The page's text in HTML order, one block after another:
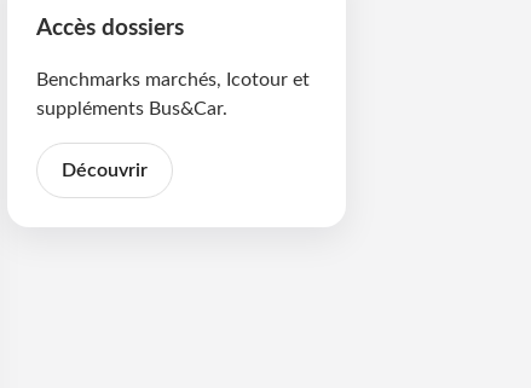
Accès dossiers
Benchmarks marchés, Icotour et
suppléments Bus&Car.
Découvrir